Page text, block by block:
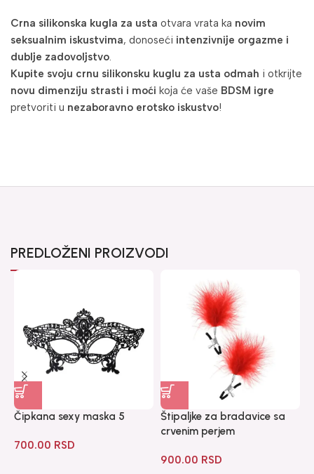
Crna silikonska kugla za usta otvara vrata ka novim
seksualnim iskustvima, donoseći intenzivnije orgazme i
dublje zadovoljstvo.
Kupite svoju crnu silikonsku kuglu za usta odmah i otkrijte
novu dimenziju strasti i moći koja će vaše BDSM igre
pretvoriti u nezaboravno erotsko iskustvo!
PREDLOŽENI PROIZVODI
Čipkana sexy maska 5
700.00 RSD
Štipaljke za bradavice sa
crvenim perjem
900.00 RSD